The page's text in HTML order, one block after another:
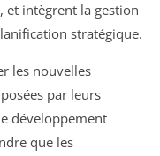
et intègrent la gestion
stratégique.
les nouvelles
par leurs
développement
que les